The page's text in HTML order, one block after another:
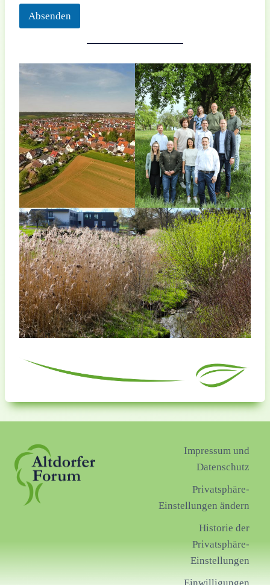
Absenden
Impressum und
Datenschutz
Privatsphäre-
Einstellungen ändern
Historie der
Privatsphäre-
Einstellungen